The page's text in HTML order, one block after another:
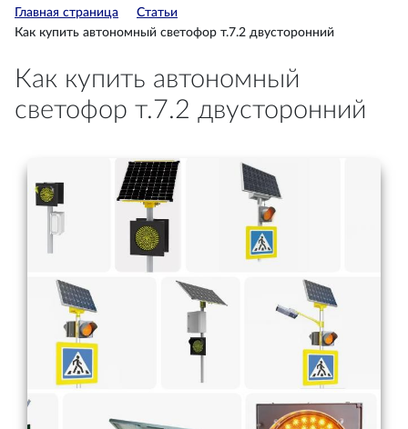
Главная страница
Статьи
Как купить автономный светофор т.7.2 двусторонний
Как купить автономный
светофор т.7.2 двусторонний